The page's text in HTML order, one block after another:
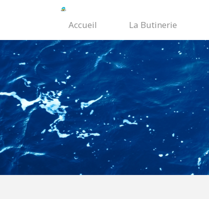
Accueil La Butinerie